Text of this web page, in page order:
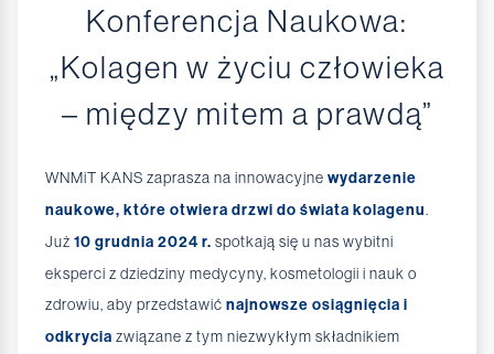
Konferencja Naukowa:
„Kolagen w życiu człowieka
– między mitem a prawdą”
WNMiT KANS zaprasza na innowacyjne wydarzenie
naukowe, które otwiera drzwi do świata kolagenu.
Już 10 grudnia 2024 r. spotkają się u nas wybitni
eksperci z dziedziny medycyny, kosmetologii i nauk o
zdrowiu, aby przedstawić najnowsze osiągnięcia i
odkrycia związane z tym niezwykłym składnikiem